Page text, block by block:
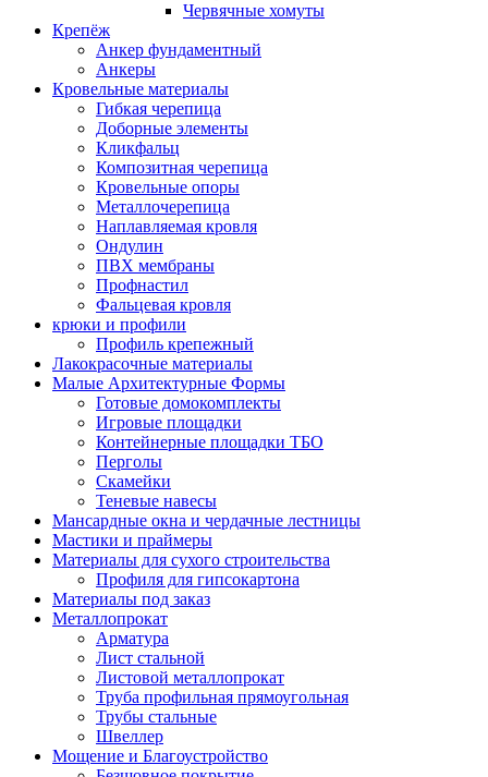
Червячные хомуты
Крепёж
Анкер фундаментный
Анкеры
Кровельные материалы
Гибкая черепица
Доборные элементы
Кликфальц
Композитная черепица
Кровельные опоры
Металлочерепица
Наплавляемая кровля
Ондулин
ПВХ мембраны
Профнастил
Фальцевая кровля
крюки и профили
Профиль крепежный
Лакокрасочные материалы
Малые Архитектурные Формы
Готовые домокомплекты
Игровые площадки
Контейнерные площадки ТБО
Перголы
Скамейки
Теневые навесы
Мансардные окна и чердачные лестницы
Мастики и праймеры
Материалы для сухого строительства
Профиля для гипсокартона
Материалы под заказ
Металлопрокат
Арматура
Лист стальной
Листовой металлопрокат
Труба профильная прямоугольная
Трубы стальные
Швеллер
Мощение и Благоустройство